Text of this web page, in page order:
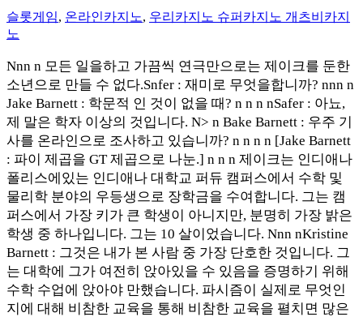
슬롯게임, 온라인카지노, 우리카지노 슈퍼카지노 개츠비카지
노
Nnn n 모든 일을하고 가끔씩 연극만으로는 제이크를 둔한
소년으로 만들 수 없다.Snfer : 재미로 무엇을합니까? nnn n
Jake Barnett : 학문적 인 것이 없을 때? n n n nSafer : 아뇨,
제 말은 학자 이상의 것입니다. N> n Bake Barnett : 우주 기
사를 온라인으로 조사하고 있습니까? n n n n [Jake Barnett
: 파이 제곱을 GT 제곱으로 나눈.] n n n 제이크는 인디애나
폴리스에있는 인디애나 대학교 퍼듀 캠퍼스에서 수학 및
물리학 분야의 우등생으로 장학금을 수여합니다. 그는 캠
퍼스에서 가장 키가 큰 학생이 아니지만, 분명히 가장 밝은
학생 중 하나입니다. 그는 10 살이었습니다. Nnn nKristine
Barnett : 그것은 내가 본 사람 중 가장 단호한 것입니다. 그
는 대학에 그가 여전히 앉아있을 수 있음을 증명하기 위해
수학 수업에 앉아야 만했습니다. 파시즘이 실제로 무엇인
지에 대해 비참한 교육을 통해 비참한 교육을 펼치면 많은